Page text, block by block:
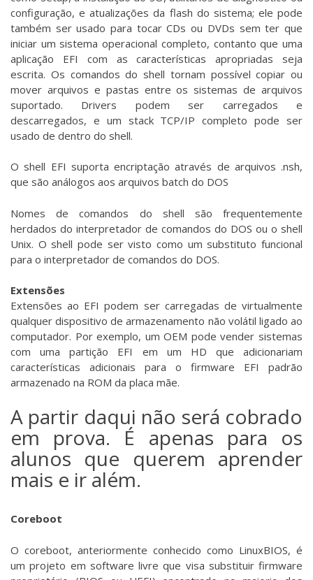
configuração, e atualizações da flash do sistema; ele pode
também ser usado para tocar CDs ou DVDs sem ter que
iniciar um sistema operacional completo, contanto que uma
aplicação EFI com as características apropriadas seja
escrita. Os comandos do shell tornam possível copiar ou
mover arquivos e pastas entre os sistemas de arquivos
suportado. Drivers podem ser carregados e
descarregados, e um stack TCP/IP completo pode ser
usado de dentro do shell.
O shell EFI suporta encriptação através de arquivos .nsh,
que são análogos aos arquivos batch do DOS
Nomes de comandos do shell são frequentemente
herdados do interpretador de comandos do DOS ou o shell
Unix. O shell pode ser visto como um substituto funcional
para o interpretador de comandos do DOS.
Extensões
Extensões ao EFI podem ser carregadas de virtualmente
qualquer dispositivo de armazenamento não volátil ligado ao
computador. Por exemplo, um OEM pode vender sistemas
com uma partição EFI em um HD que adicionariam
características adicionais para o firmware EFI padrão
armazenado na ROM da placa mãe.
A partir daqui não será cobrado
em prova. É apenas para os
alunos que querem aprender
mais e ir além.
Coreboot
O coreboot, anteriormente conhecido como LinuxBIOS, é
um projeto em software livre que visa substituir firmware